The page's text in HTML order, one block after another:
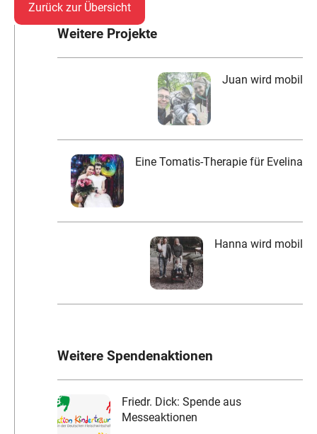
Zurück zur Übersicht
Weitere Projekte
Juan wird mobil
Eine Tomatis-Therapie für Evelina
Hanna wird mobil
Weitere Spendenaktionen
Friedr. Dick: Spende aus
Messeaktionen